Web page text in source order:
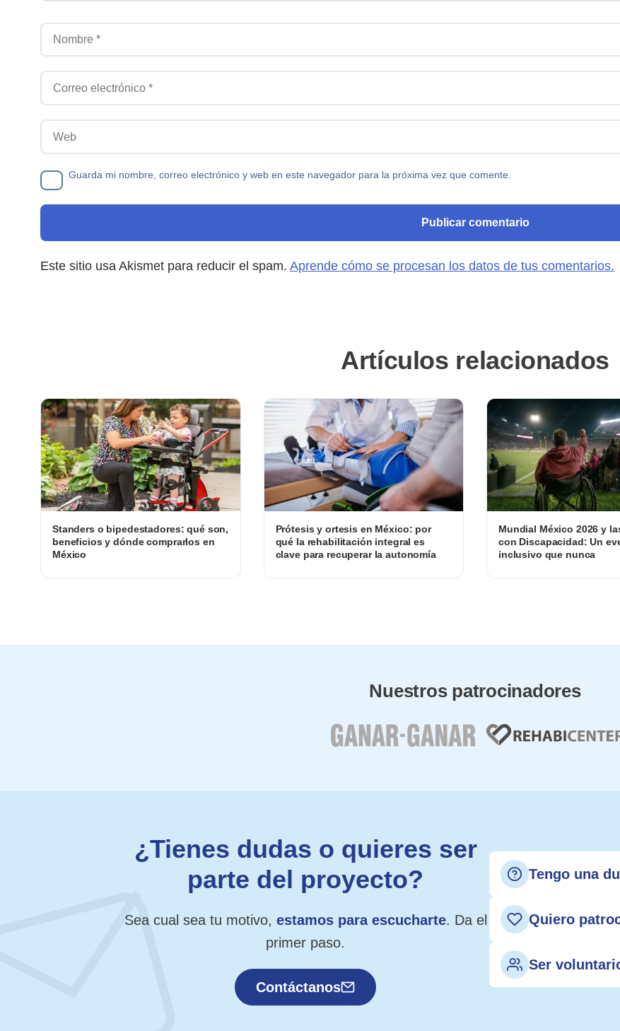
Guarda mi nombre, correo electrónico y web en este navegador para la próxima vez que comente.
Este sitio usa Akismet para reducir el spam. Aprende cómo se procesan los datos de tus comentarios.
Artículos relacionados
Standers o bipedestadores: qué son,
beneficios y dónde comprarlos en
México
Prótesis y ortesis en México: por
qué la rehabilitación integral es
clave para recuperar la autonomía
Mundial México 2026 y
con Discapacidad: Un
inclusivo que nunca
Nuestros patrocinadores
¿Tienes dudas o quieres ser
parte del proyecto?
Sea cual sea tu motivo, estamos para escucharte. Da el
primer paso.
Contáctanos
Tengo una
Quiero
Ser